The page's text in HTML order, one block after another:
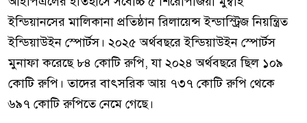
ইন্ডিয়ানসের মালিকানা প্রতিষ্ঠান রিলায়েন্স ইন্ডাস্ট্রিজ নিয়ন্ত্রিত
ইন্ডিয়াউইন স্পোর্টস। ২০২৫ অর্থবছরে ইন্ডিয়াউইন স্পোর্টস
মুনাফা করেছে ৮৪ কোটি রুপি, যা ২০২৪ অর্থবছরে ছিল ১০৯
কোটি রুপি। তাদের বাৎসরিক আয় ৭৩৭ কোটি রুপি থেকে
৬৯৭ কোটি রুপিতে নেমে গেছে।